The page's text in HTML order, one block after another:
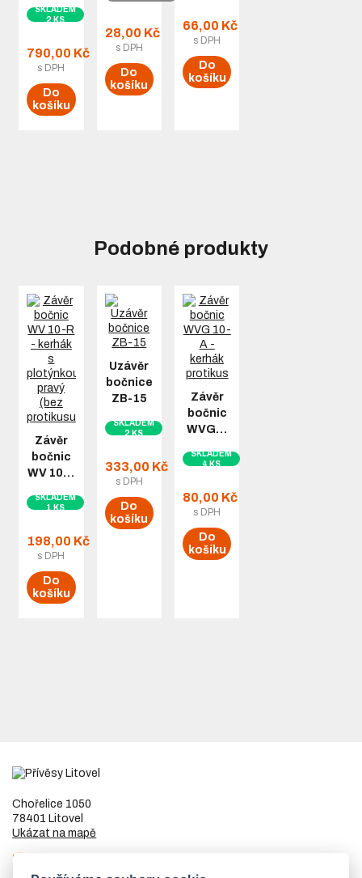
SKLADEM
2 KS
790,00 Kč
s DPH
Do
košíku
28,00 Kč
s DPH
Do
košíku
66,00 Kč
s DPH
Do
košíku
Podobné produkty
Závěr
bočnic
WV 10…
SKLADEM
1 KS
198,00 Kč
s DPH
Do
košíku
Uzávěr
bočnice
ZB-15
SKLADEM
2 KS
333,00 Kč
s DPH
Do
košíku
Závěr
bočnic
WVG…
SKLADEM
4 KS
80,00 Kč
s DPH
Do
košíku
Chořelice 1050
78401 Litovel
Ukázat na mapě
IČ
DIČCZ8253255307